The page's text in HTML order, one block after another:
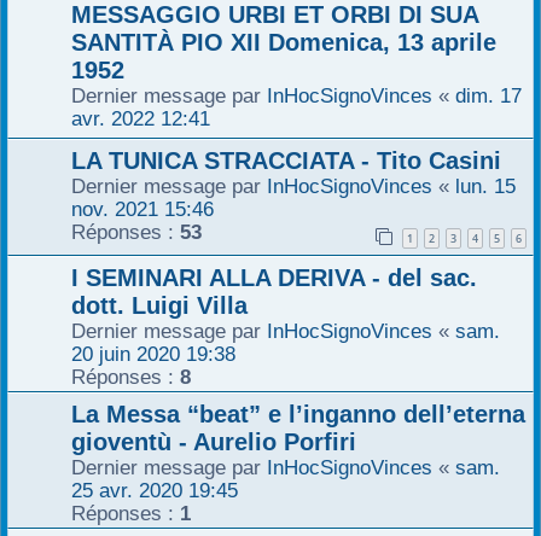
MESSAGGIO URBI ET ORBI DI SUA
SANTITÀ PIO XII Domenica, 13 aprile
1952
Dernier message par InHocSignoVinces « dim. 17
avr. 2022 12:41
LA TUNICA STRACCIATA - Tito Casini
Dernier message par InHocSignoVinces « lun. 15
nov. 2021 15:46
Réponses : 53 1 2 3 4 5 6
I SEMINARI ALLA DERIVA - del sac.
dott. Luigi Villa
Dernier message par InHocSignoVinces « sam.
20 juin 2020 19:38
Réponses : 8
La Messa “beat” e l’inganno dell’eterna
gioventù - Aurelio Porfiri
Dernier message par InHocSignoVinces « sam.
25 avr. 2020 19:45
Réponses : 1